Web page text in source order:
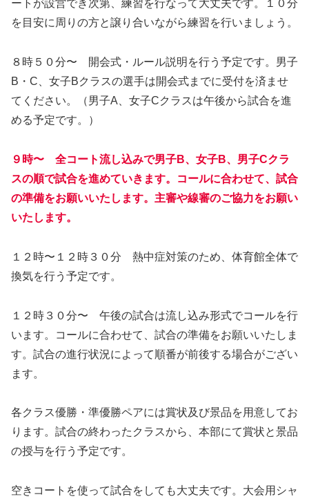
ートが設営でき次第、練習を行なって大丈夫です。１０分
を目安に周りの方と譲り合いながら練習を行いましょう。
８時５０分〜 開会式・ルール説明を行う予定です。男子
B・C、女子Bクラスの選手は開会式までに受付を済ませ
てください。（男子A、女子Cクラスは午後から試合を進
める予定です。）
９時〜 全コート流し込みで男子B、女子B、男子Cクラ
スの順で試合を進めていきます。コールに合わせて、試合
の準備をお願いいたします。主審や線審のご協力をお願い
いたします。
１２時〜１２時３０分 熱中症対策のため、体育館全体で
換気を行う予定です。
１２時３０分〜 午後の試合は流し込み形式でコールを行
います。コールに合わせて、試合の準備をお願いいたしま
す。試合の進行状況によって順番が前後する場合がござい
ます。
各クラス優勝・準優勝ペアには賞状及び景品を用意してお
ります。試合の終わったクラスから、本部にて賞状と景品
の授与を行う予定です。
空きコートを使って試合をしても大丈夫です。大会用シャ